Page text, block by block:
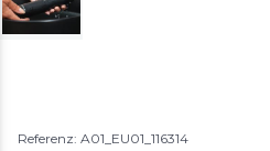
Referenz: A01_EU01_116314